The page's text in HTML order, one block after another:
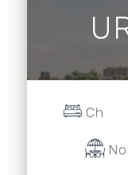
Ch